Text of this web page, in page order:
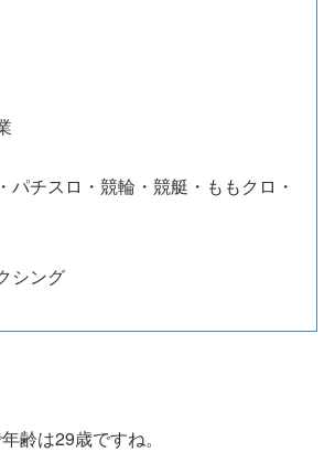
パチスロ・競輪・競艇・ももクロ・
シング
齢は29歳ですね。